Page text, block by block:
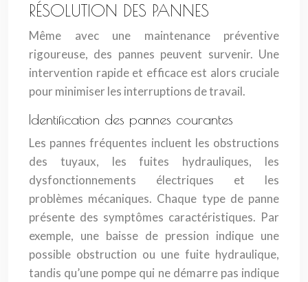
RÉSOLUTION DES PANNES
Même avec une maintenance préventive
rigoureuse, des pannes peuvent survenir. Une
intervention rapide et efficace est alors cruciale
pour minimiser les interruptions de travail.
Identification des pannes courantes
Les pannes fréquentes incluent les obstructions
des tuyaux, les fuites hydrauliques, les
dysfonctionnements électriques et les
problèmes mécaniques. Chaque type de panne
présente des symptômes caractéristiques. Par
exemple, une baisse de pression indique une
possible obstruction ou une fuite hydraulique,
tandis qu’une pompe qui ne démarre pas indique